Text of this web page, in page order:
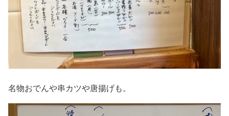
名物おでんや串カツや唐揚げも。